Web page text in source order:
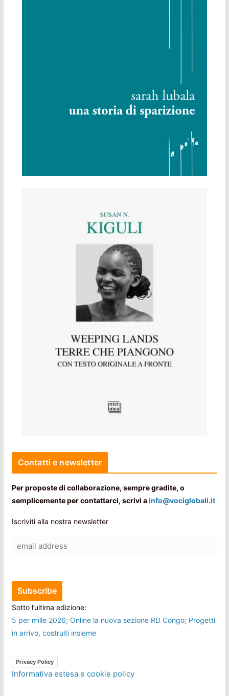
Contatti e newsletter
Per proposte di collaborazione, sempre gradite, o
semplicemente per contattarci, scrivi ainfo@vociglobali.it
Iscriviti alla nostra newsletter
Sotto l’ultima edizione:
5 per mille 2026; Online la nuova sezione RD Congo; Progetti
in arrivo, costruiti insieme
Privacy Policy
Informativa estesa e cookie policy